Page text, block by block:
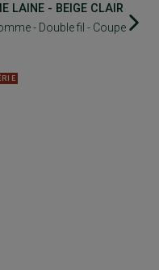
LAINE - BEIGE CLAIR
- Double fil - Coupe